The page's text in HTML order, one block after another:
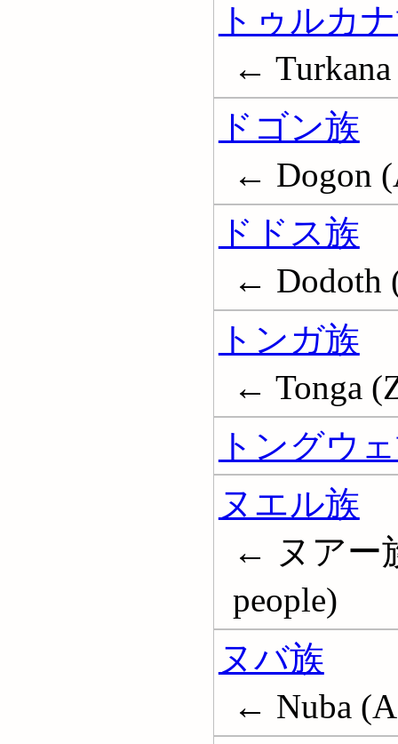
トゥルカ
←
ドゴン族
← Dogon
ドドス族
← Dodoth
トンガ族
← Tonga
トングウ
ヌエル族
← ヌアー
people)
ヌバ族
← Nuba